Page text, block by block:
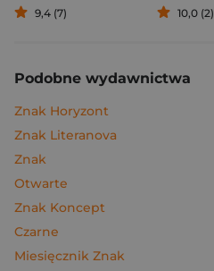
9,4 (7) 10,0 (2)
Podobne wydawnictwa
Znak Horyzont
Znak Literanova
Znak
Otwarte
Znak Koncept
Czarne
Miesięcznik Znak